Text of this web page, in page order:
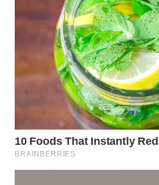
KONSUMEN
LISTRIK
MASYARAKAT
KELISTRIKAN
ID
MAWAKA
ID